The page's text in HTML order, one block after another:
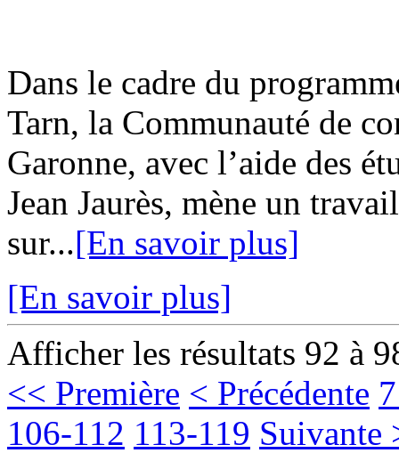
Dans le cadre du
Tarn, la Communauté de
Garonne, avec l’aide des
Jean Jaurès, mène un
sur...[En savoir plus]
[En savoir plus]
Afficher les résultats 92 à
<< Première < Précédente
106-112 113-119 Suivante